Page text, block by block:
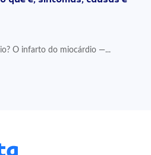
O infarto do miocárdio —...